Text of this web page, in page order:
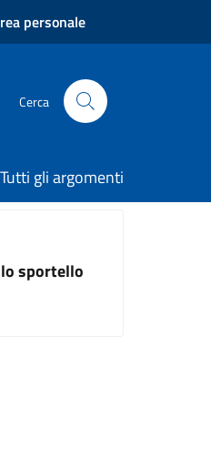
personale
Cerca
Tutti gli argomenti
sportello